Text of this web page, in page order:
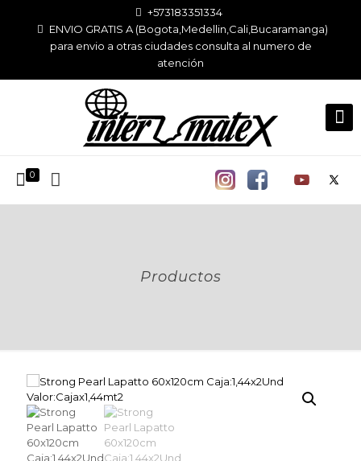
+573183351334
ENVIO GRATIS A (Bogota,Medellin,Cali,Bucaramanga)
para envio a otras ciudades consulta al numero de
atención
0
Productos